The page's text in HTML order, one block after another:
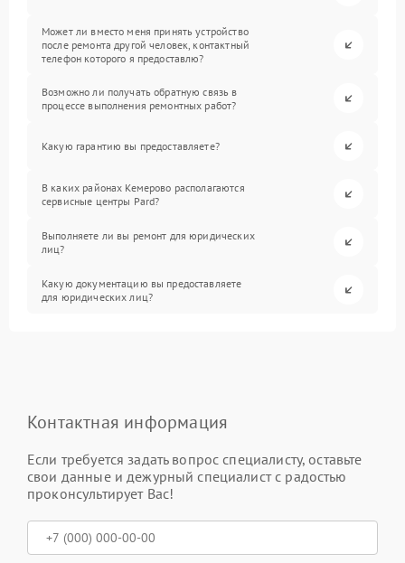
Может ли вместо меня принять устройство
после ремонта другой человек, контактный
телефон которого я предоставлю?
Возможно ли получать обратную связь в
процессе выполнения ремонтных работ?
Какую гарантию вы предоставляете?
В каких районах Кемерово располагаются
сервисные центры Pard?
Выполняете ли вы ремонт для юридических
лиц?
Какую документацию вы предоставляете
для юридических лиц?
Контактная информация
Если требуется задать вопрос специалисту, оставьте
свои данные и дежурный специалист с радостью
проконсультирует Вас!